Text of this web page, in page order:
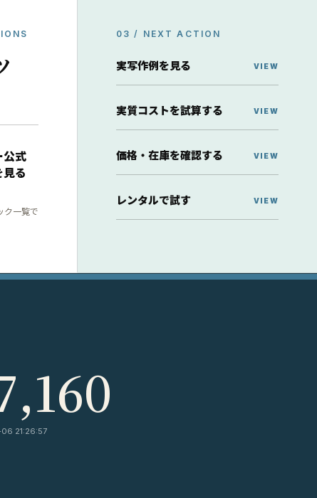
公式
見る
ク一覧で
03 / NEXT ACTION
実写作例を見る
実質コストを試算する
価格・在庫を確認する
レンタルで試す
21:26:57